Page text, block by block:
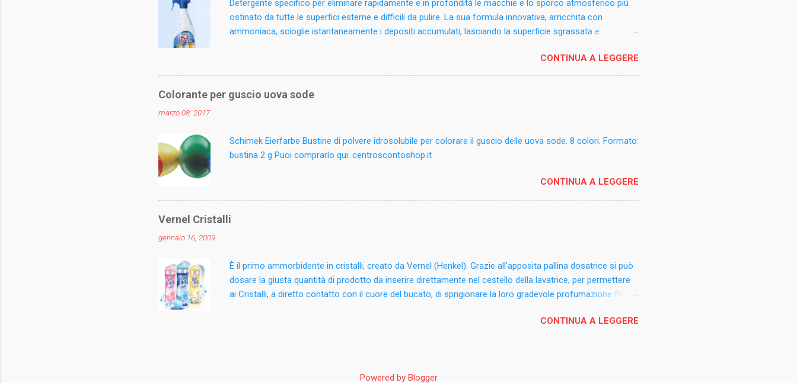
Detergente specifico per eliminare rapidamente e in profondità le macchie e lo sporco atmosferico più
ostinato da tutte le superfici esterne e difficili da pulire. La sua formula innovativa, arricchita con
ammoniaca, scioglie istantaneamente i depositi accumulati, lasciando la superficie sgrassata e
materiali plastici. Rimuove anche residui di salsedine, licheni e sporco atmosferico da sottovasi, fioriere e
mobili da giardino. Ideale per le pulizie periodiche di tapparelle, avvolgibili e infissi. Modalità d'uso:
Spruzzare il prodotto sulle superfici da pulire e ripassare con un panno spugna umido. In caso di
superfici molto sporche risciacquare con acqua. Non utilizzare su legno naturale non verniciato .
CONTINUA A LEGGERE
Colorante per guscio uova sode
marzo 08, 2017
Schimek Eierfarbe Bustine di polvere idrosolubile per colorare il guscio delle uova sode. 8 colori. Formato:
bustina 2 g Puoi comprarlo qui: centroscontoshop.it
CONTINUA A LEGGERE
Vernel Cristalli
gennaio 16, 2009
È il primo ammorbidente in cristalli, creato da Vernel (Henkel). Grazie all’apposita pallina dosatrice si può
dosare la giusta quantità di prodotto da inserire direttamente nel cestello della lavatrice, per permettere
ai Cristalli, a diretto contatto con il cuore del bucato, di sprigionare la loro gradevole profumazione fin
concentrato di un ammorbidente diluito e offre quindi una profumazione più intensa e persistente.
nella vaschetta dedicata all'ammorbidente liquido. Non utilizzare i cristalli per il lavaggio a mano. Formato:
CONTINUA A LEGGERE
Powered by Blogger